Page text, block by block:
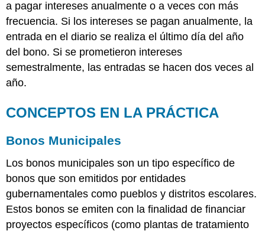
a pagar intereses anualmente o a veces con más
frecuencia. Si los intereses se pagan anualmente, la
entrada en el diario se realiza el último día del año
del bono. Si se prometieron intereses
semestralmente, las entradas se hacen dos veces al
año.
CONCEPTOS EN LA PRÁCTICA
Bonos Municipales
Los bonos municipales son un tipo específico de
bonos que son emitidos por entidades
gubernamentales como pueblos y distritos escolares.
Estos bonos se emiten con la finalidad de financiar
proyectos específicos (como plantas de tratamiento